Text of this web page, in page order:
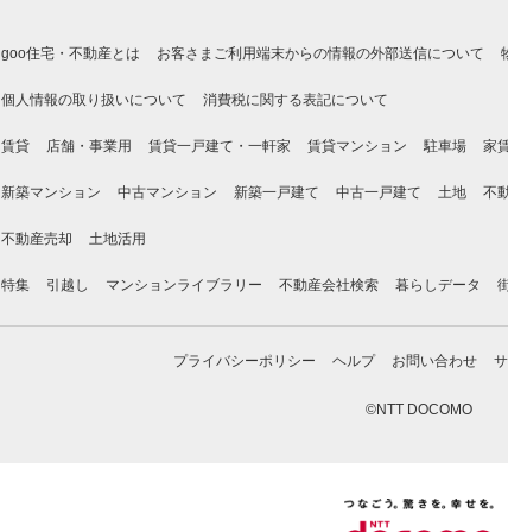
goo住宅・不動産とは お客さまご利用端末からの情報の外部送信について
個人情報の取り扱いについて 消費税に関する表記について
賃貸 店舗・事業用 賃貸一戸建て・一軒家 賃貸マンション 駐車場 家
新築マンション 中古マンション 新築一戸建て 中古一戸建て 土地 不
不動産売却 土地活用
特集 引越し マンションライブラリー 不動産会社検索 暮らしデータ
プライバシーポリシー ヘルプ お問い合わせ
©NTT DOCOMO